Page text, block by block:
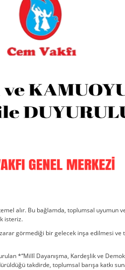
alır. Bu bağlamda, toplumsal uyumun
isteriz.
zarar görmediği bir gelecek inşa edilmesi
*“Millî Dayanışma, Kardeşlik ve
takdirde, toplumsal barışa katkı